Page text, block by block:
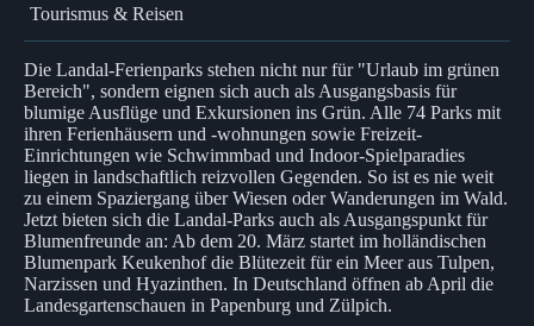
Tourismus & Reisen
Die Landal-Ferienparks stehen nicht nur für "Urlaub im grünen
Bereich", sondern eignen sich auch als Ausgangsbasis für
blumige Ausflüge und Exkursionen ins Grün. Alle 74 Parks mit
ihren Ferienhäusern und -wohnungen sowie Freizeit-
Einrichtungen wie Schwimmbad und Indoor-Spielparadies
liegen in landschaftlich reizvollen Gegenden. So ist es nie weit
zu einem Spaziergang über Wiesen oder Wanderungen im Wald.
Jetzt bieten sich die Landal-Parks auch als Ausgangspunkt für
Blumenfreunde an: Ab dem 20. März startet im holländischen
Blumenpark Keukenhof die Blütezeit für ein Meer aus Tulpen,
Narzissen und Hyazinthen. In Deutschland öffnen ab April die
Landesgartenschauen in Papenburg und Zülpich.